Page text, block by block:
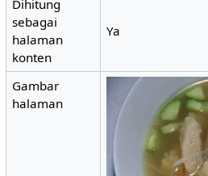
Dihitung
sebagai
halaman
konten
Ya
Gambar
halaman